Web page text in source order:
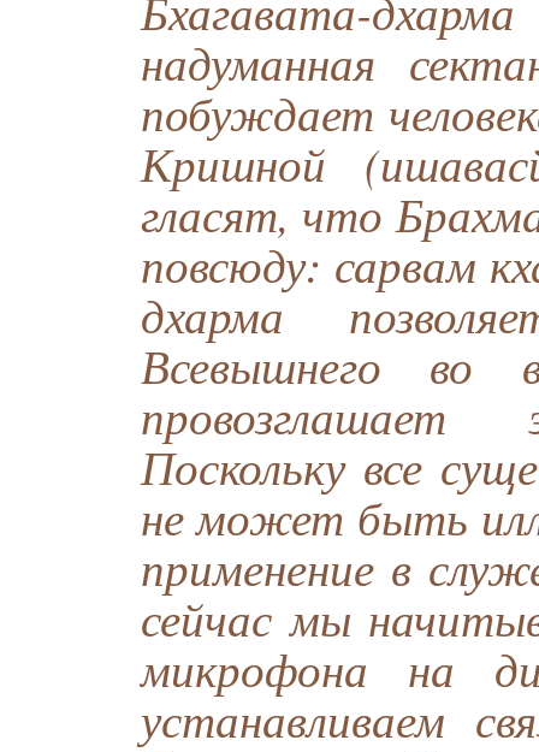
надуманная
побуждает
Кришной
гласят, что
повсюду: сарвам
дхарма
Всевышнего во
Поскольку все
не может быть
применение в
сейчас мы
микрофона на
устанавливаем